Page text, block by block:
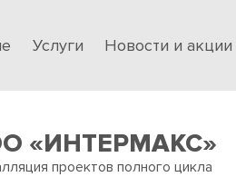
Услуги Новости и акции
«ИНТЕРМАКС»
проектов полного цикла